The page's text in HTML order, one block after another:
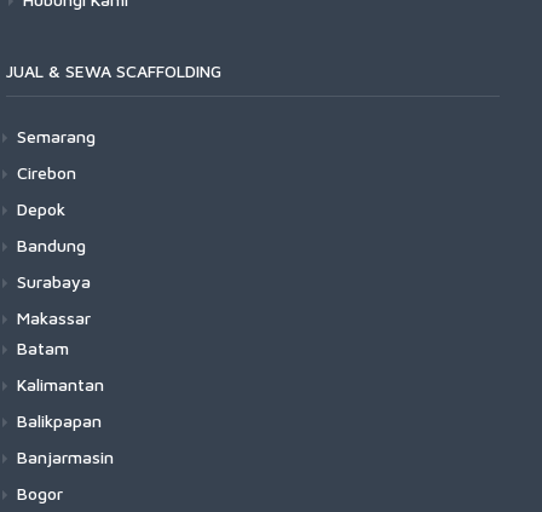
JUAL & SEWA SCAFFOLDING
Semarang
Cirebon
Depok
Bandung
Surabaya
Makassar
Batam
Kalimantan
Balikpapan
Banjarmasin
Bogor